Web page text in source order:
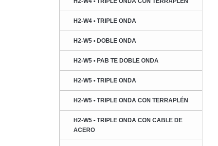
H2-W4 • TRIPLE ONDA
H2-W5 • DOBLE ONDA
H2-W5 • PAB TE DOBLE ONDA
H2-W5 • TRIPLE ONDA
H2-W5 • TRIPLE ONDA CON TERRAPLÉN
H2-W5 • TRIPLE ONDA CON CABLE DE
ACERO